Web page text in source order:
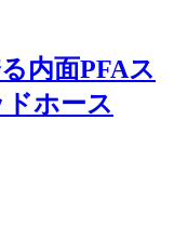
内面PFAス
ドホース